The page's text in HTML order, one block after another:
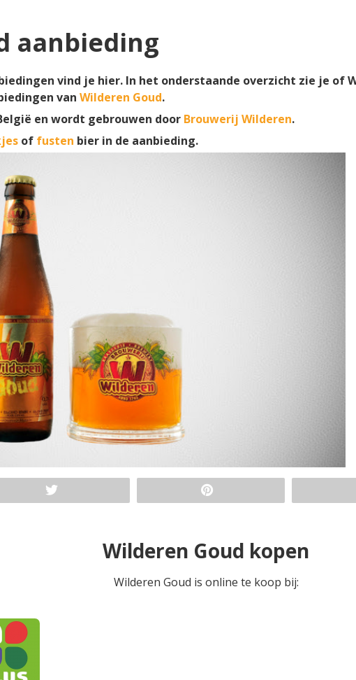
aanbieding
vind je hier. In het onderstaande overzicht zie je of
van Wilderen Goud.
en wordt gebrouwen door Brouwerij Wilderen.
of fusten bier in de aanbieding.
Wilderen Goud kopen
Wilderen Goud is online te koop bij: